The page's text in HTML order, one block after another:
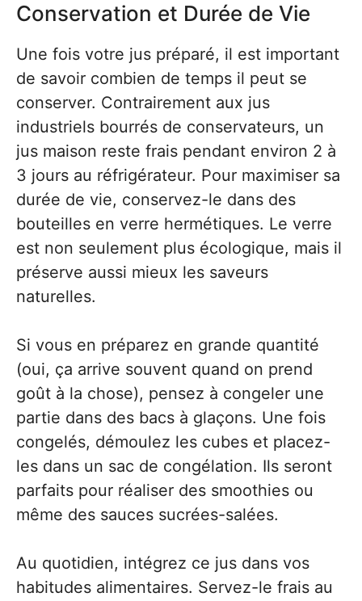
Conservation et Durée de Vie
Une fois votre jus préparé, il est important
de savoir combien de temps il peut se
conserver. Contrairement aux jus
industriels bourrés de conservateurs, un
jus maison reste frais pendant environ 2 à
3 jours au réfrigérateur. Pour maximiser sa
durée de vie, conservez-le dans des
bouteilles en verre hermétiques. Le verre
est non seulement plus écologique, mais il
préserve aussi mieux les saveurs
naturelles.
Si vous en préparez en grande quantité
(oui, ça arrive souvent quand on prend
goût à la chose), pensez à congeler une
partie dans des bacs à glaçons. Une fois
congelés, démoulez les cubes et placez-
les dans un sac de congélation. Ils seront
parfaits pour réaliser des smoothies ou
même des sauces sucrées-salées.
Au quotidien, intégrez ce jus dans vos
habitudes alimentaires. Servez-le frais au